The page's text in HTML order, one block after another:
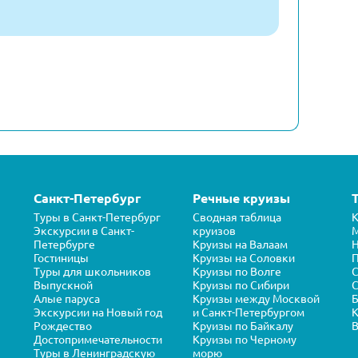
Санкт-Петербург
Туры в Санкт-Петербург
Экскурсии в Санкт-
Петербурге
Гостиницы
Туры для школьников
Выпускной
Алые паруса
Экскурсии на Новый год
Рождество
Достопримечательности
Туры в Ленинградскую
Речные круизы
Сводная таблица
круизов
Круизы на Валаам
Круизы на Соловки
Круизы по Волге
Круизы по Сибири
Круизы между Москвой
и Санкт-Петербургом
Круизы по Байкалу
Круизы по Черному
морю